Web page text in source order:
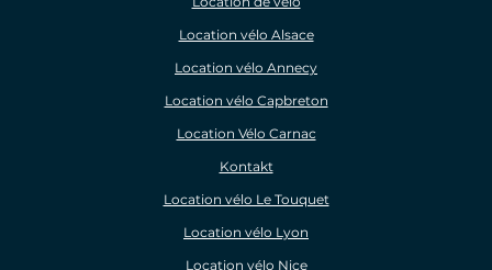
Location vélo Alsace
Location vélo Annecy
Location vélo Capbreton
Location Vélo Carnac
Kontakt
Location vélo Le Touquet
Location vélo Lyon
Location vélo Nice